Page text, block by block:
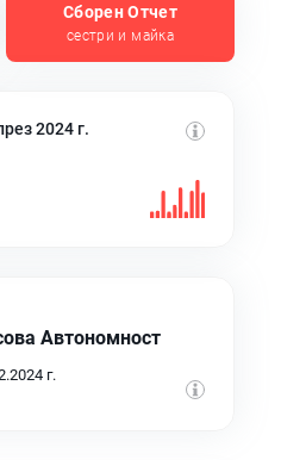
Сборен Отчет
сестри и майка
2024 г.
Автономност
г.